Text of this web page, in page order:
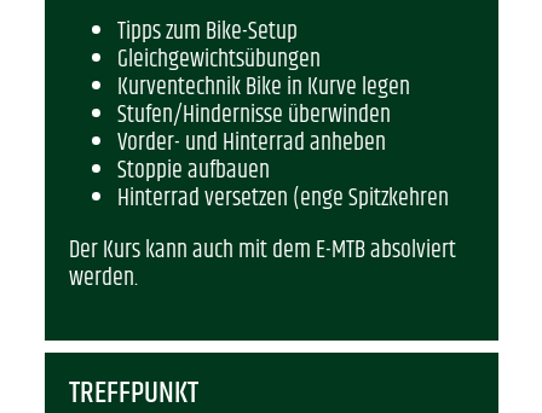
Tipps zum Bike-Setup
Gleichgewichtsübungen
Kurventechnik Bike in Kurve legen
Stufen/Hindernisse überwinden
Vorder- und Hinterrad anheben
Stoppie aufbauen
Hinterrad versetzen (enge Spitzkehren
Der Kurs kann auch mit dem E-MTB absolviert
werden.
TREFFPUNKT